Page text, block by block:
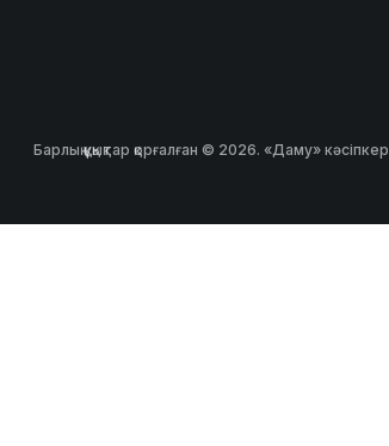
Барлық құқықтар қорғалған © 2026. «Даму»